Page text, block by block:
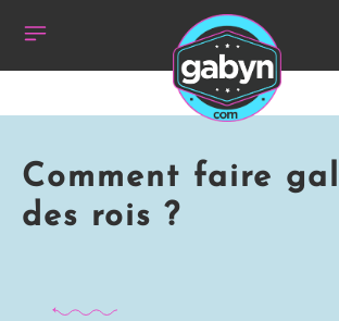
Comment faire
des rois ?